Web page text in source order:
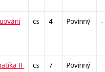
cs 4 Povinný -
II-
cs 7 Povinný -